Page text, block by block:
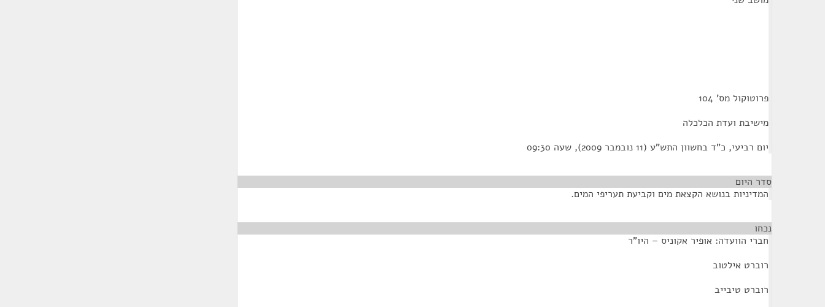
פרוטוקול מס' 104
מישיבת ועדת הכלכלה
יום רביעי, כ"ד בחשוון התש"ע (11 נובמבר 2009), שעה 09:30
סדר היום
המדיניות בנושא הקצאת מים וקביעת תעריפי המים.
נכחו
חברי הוועדה: אופיר אקוניס – היו"ר
רוברט אילטוב
רוברט טיבייב